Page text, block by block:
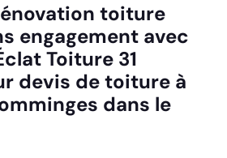
toiture
engagement avec
Toiture 31
devis de toiture à
dans le